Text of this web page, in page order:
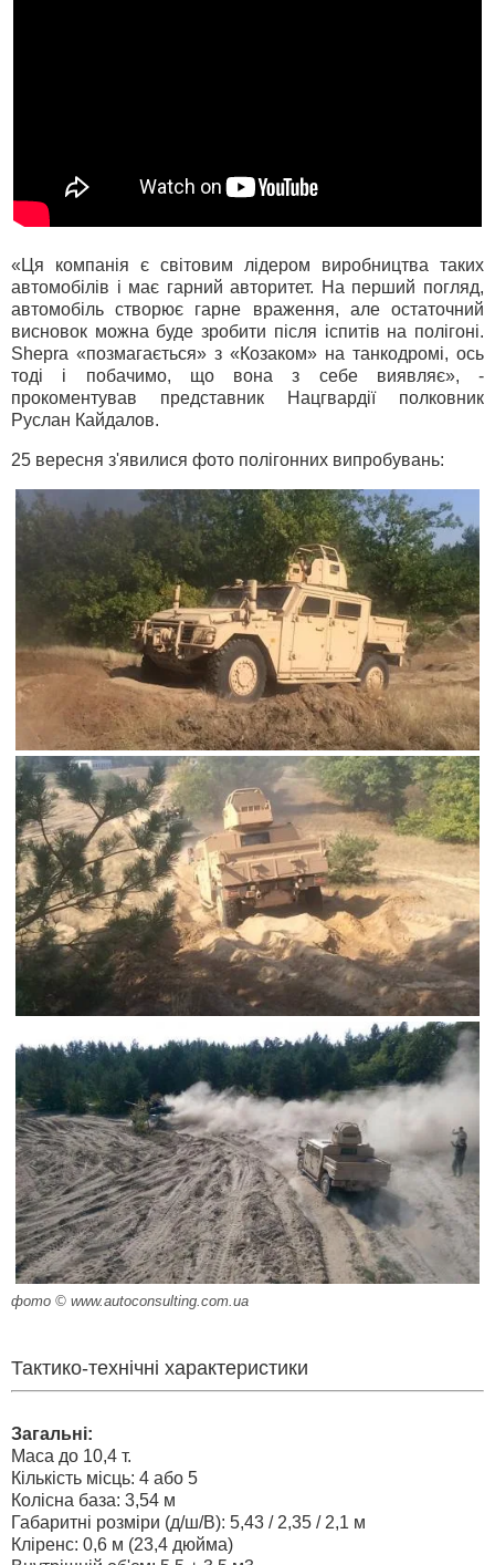
«Ця компанія є світовим лідером виробництва таких
автомобілів і має гарний авторитет. На перший погляд,
автомобіль створює гарне враження, але остаточний
висновок можна буде зробити після іспитів на полігоні.
Shepra «позмагається» з «Козаком» на танкодромі, ось
тоді і побачимо, що вона з себе виявляє», -
прокоментував представник Нацгвардії полковник
Руслан Кайдалов.
25 вересня з'явилися фото полігонних випробувань:
фото © www.autoconsulting.com.ua
Тактико-технічні характеристики
Загальні:
Маса до 10,4 т.
Кількість місць: 4 або 5
Колісна база: 3,54 м
Габаритні розміри (д/ш/В): 5,43 / 2,35 / 2,1 м
Кліренс: 0,6 м (23,4 дюйма)